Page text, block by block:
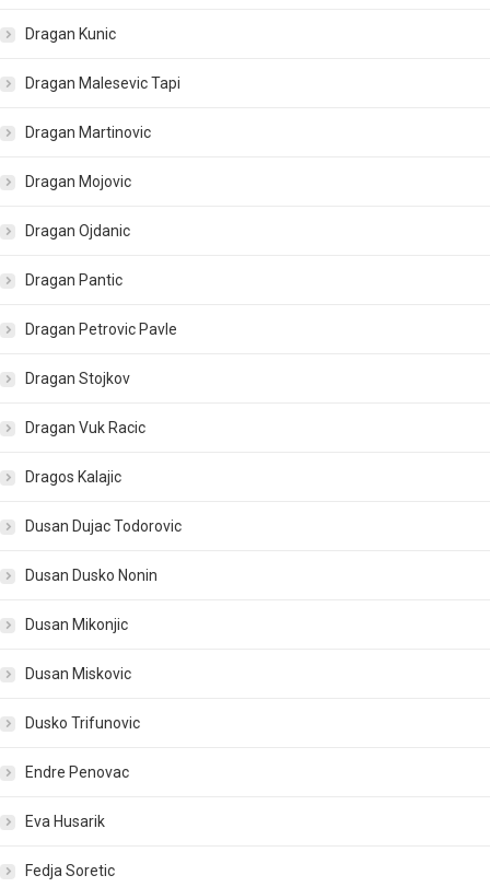
Dragan Kunic
Dragan Malesevic Tapi
Dragan Martinovic
Dragan Mojovic
Dragan Ojdanic
Dragan Pantic
Dragan Petrovic Pavle
Dragan Stojkov
Dragan Vuk Racic
Dragos Kalajic
Dusan Dujac Todorovic
Dusan Dusko Nonin
Dusan Mikonjic
Dusan Miskovic
Dusko Trifunovic
Endre Penovac
Eva Husarik
Fedja Soretic